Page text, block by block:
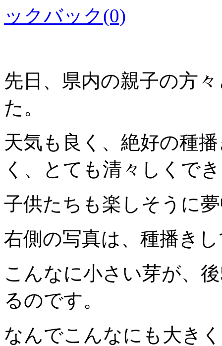
ックバック(0)
先日、県内の親子の方
た。
天気も良く、絶好の種
く、とても清々しくで
子供たちも楽しそうに
右側の写真は、種播き
こんなに小さい芽が、
るのです。
なんでこんなにも大き